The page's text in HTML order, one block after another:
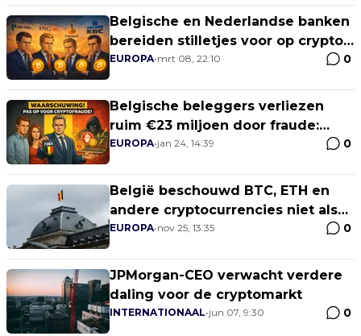
Belgische en Nederlandse banken
bereiden stilletjes voor op crypto:
Wat speelt er allemaal?
EUROPA•mrt 08, 22:10 0
Belgische beleggers verliezen
ruim €23 miljoen door fraude:
crypto en WhatsApp-scams in
EUROPA•jan 24, 14:39 0
België beschouwd BTC, ETH en
andere cryptocurrencies niet als
effecten
EUROPA•nov 25, 13:35 0
JPMorgan-CEO verwacht verdere
daling voor de cryptomarkt
INTERNATIONAAL•jun 07, 9:30 0